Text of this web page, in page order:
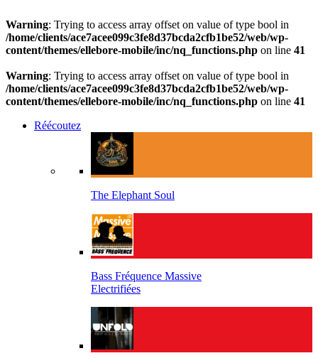
Warning: Trying to access array offset on value of type bool in
/home/clients/ace7acee099c3fe8d37bcda2cfb1be52/web/wp-
content/themes/ellebore-mobile/inc/nq_functions.php on line 41
Warning: Trying to access array offset on value of type bool in
/home/clients/ace7acee099c3fe8d37bcda2cfb1be52/web/wp-
content/themes/ellebore-mobile/inc/nq_functions.php on line 41
Réécoutez
The Elephant Soul
Bass Fréquence Massive
Electrifiées